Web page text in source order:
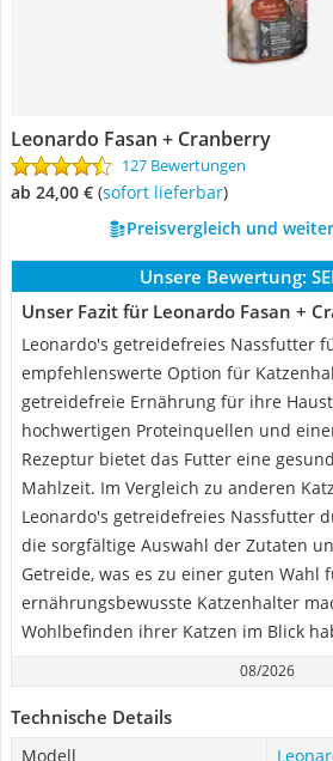
Leonardo Fasan + Cranberry
127 Bewertungen
ab 24,00 € ( Sofort lieferbar)
Preisvergleich und
Unsere Bewertung:
Unser Fazit für Leonardo Fasan +
Leonardo's getreidefreies Nassfutter
empfehlenswerte Option für
getreidefreie Ernährung für ihre
hochwertigen Proteinquellen und
Rezeptur bietet das Futter eine
Mahlzeit. Im Vergleich zu anderen
Leonardo's getreidefreies Nassfutter
die sorgfältige Auswahl der Zutaten
Getreide, was es zu einer guten Wahl
ernährungsbewusste Katzenhalter
Wohlbefinden ihrer Katzen im Blick
08/2026
Technische Details
Modell